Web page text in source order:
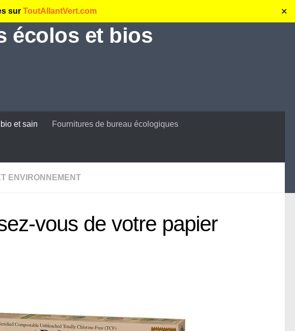
sur ToutAllantVert.com ✕
écolos et bios
et sain Fournitures de bureau écologiques
ENVIRONNEMENT
vous de votre papier